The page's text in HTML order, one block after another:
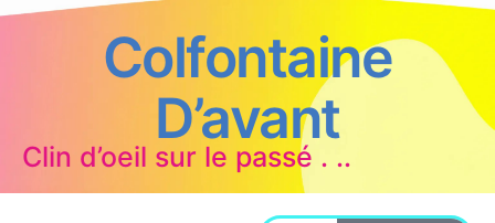
Colfontaine
D’avant
Clin d’oeil sur le passé . ..